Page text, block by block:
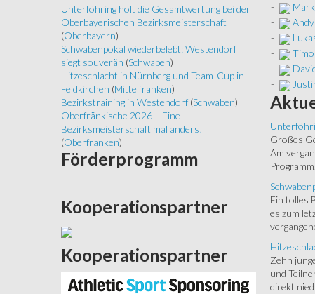
-
-
-
-
-
-
Großes
Am
Ein tolles
es zum
Zehn
und
direkt
Unterföhring holt die Gesamtwertung bei der
Oberbayerischen Bezirksmeisterschaft
(Oberbayern)
Schwabenpokal wiederbelebt: Westendorf
siegt souverän (Schwaben)
Hitzeschlacht in Nürnberg und Team-Cup in
Feldkirchen (Mittelfranken)
Bezirkstraining in Westendorf (Schwaben)
Oberfränkische 2026 – Eine
Bezirksmeisterschaft mal anders!
(Oberfranken)
Förderprogramm
Kooperationspartner
Kooperationspartner